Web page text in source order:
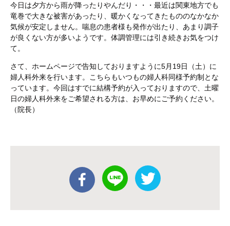
今日は夕方から雨が降ったりやんだり・・・最近は関東地方でも
竜巻で大きな被害があったり、暖かくなってきたもののなかなか
気候が安定しません。喘息の患者様も発作が出たり、あまり調子
が良くない方が多いようです。体調管理には引き続きお気をつけ
て。
さて、ホームページで告知しておりますように5月19日（土）に
婦人科外来を行います。こちらもいつもの婦人科同様予約制とな
っています。今回はすでに結構予約が入っておりますので、土曜
日の婦人科外来をご希望される方は、お早めにご予約ください。
（院長）